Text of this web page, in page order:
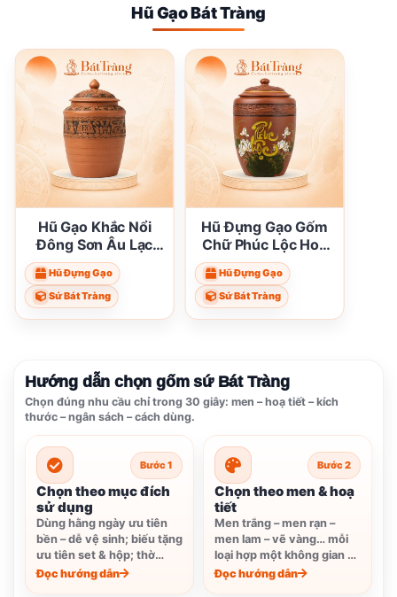
Hũ Gạo Bát Tràng
Hũ Gạo Khắc Nổi
Đông Sơn Âu Lạc
Gốm Bát Tràng ST-
HG02
Hũ Đựng Gạo
Sứ Bát Tràng
Hũ Đựng Gạo Gốm
Chữ Phúc Lộc Hoa
Sen Bát Tràng ST-
HG01
Hũ Đựng Gạo
Sứ Bát Tràng
Hướng dẫn chọn gốm sứ Bát Tràng
Chọn đúng nhu cầu chỉ trong 30 giây: men – hoạ tiết – kích
thước – ngân sách – cách dùng.
Bước 1
Chọn theo mục đích
sử dụng
Dùng hằng ngày ưu tiên
bền – dễ vệ sinh; biếu tặng
ưu tiên set & hộp; thờ
cúng ưu tiên chuẩn bộ.
Đọc hướng dẫn
Bước 2
Chọn theo men & hoạ
tiết
Men trắng – men rạn –
men lam – vẽ vàng… mỗi
loại hợp một không gian và
gu khác nhau.
Đọc hướng dẫn